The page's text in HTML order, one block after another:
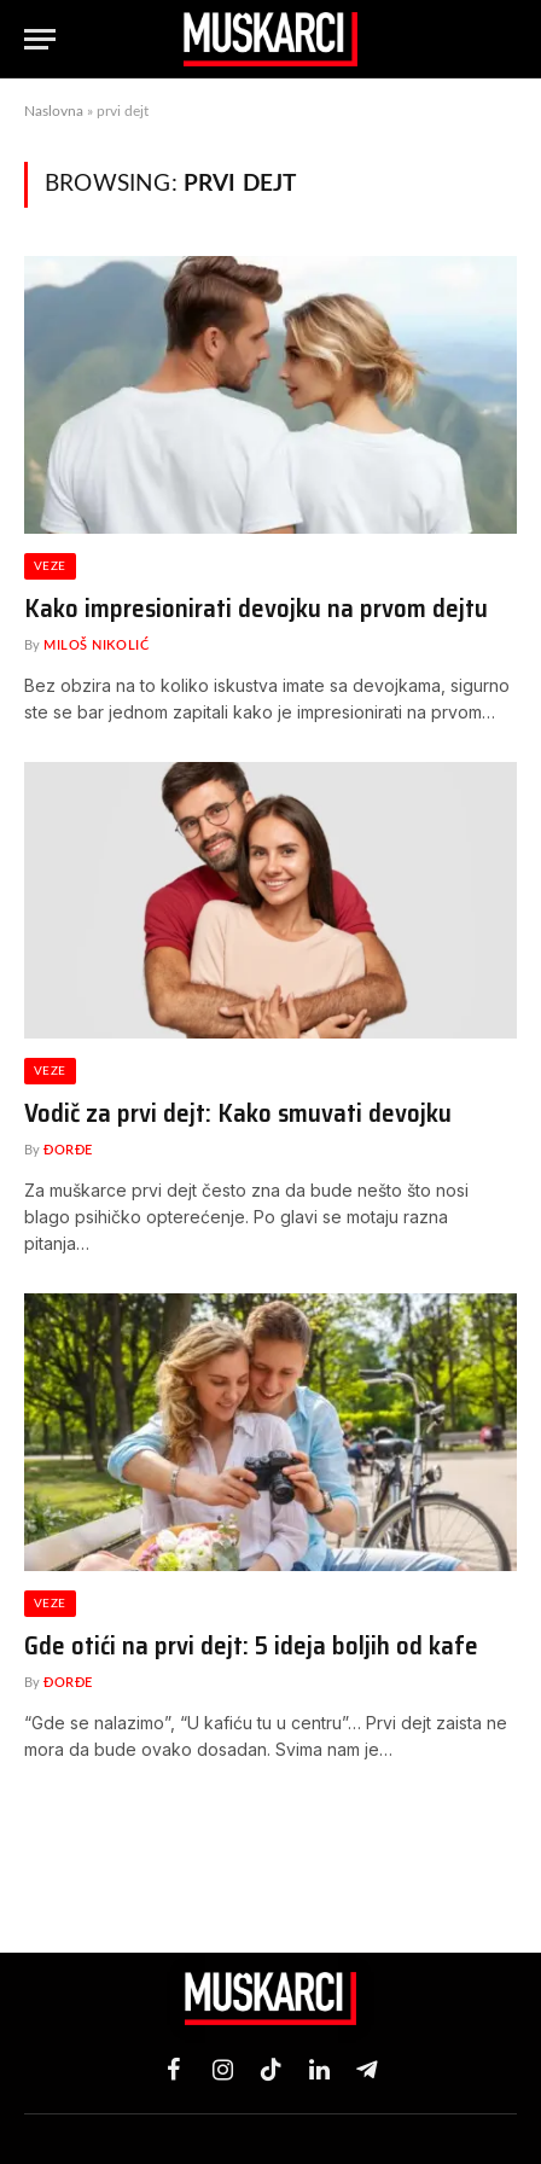
Naslovna » prvi dejt
BROWSING: PRVI DEJT
VEZE
Kako impresionirati devojku na prvom dejtu
By MILOŠ NIKOLIĆ
Bez obzira na to koliko iskustva imate sa devojkama, sigurno
ste se bar jednom zapitali kako je impresionirati na prvom…
VEZE
Vodič za prvi dejt: Kako smuvati devojku
By ĐORĐE
Za muškarce prvi dejt često zna da bude nešto što nosi
blago psihičko opterećenje. Po glavi se motaju razna
pitanja…
VEZE
Gde otići na prvi dejt: 5 ideja boljih od kafe
By ĐORĐE
“Gde se nalazimo”, “U kafiću tu u centru”… Prvi dejt zaista ne
mora da bude ovako dosadan. Svima nam je…
FacebookInstagramTikTokLinkedInTelegram